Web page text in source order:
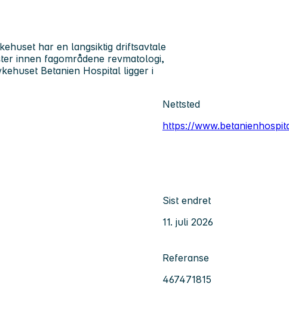
har en langsiktig driftsavtale
innen fagområdene revmatologi,
Betanien Hospital ligger i
Nettsted
https://
Sist endret
11. juli 2026
Referanse
467471815